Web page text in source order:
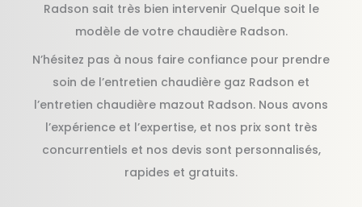
Radson sait très bien intervenir Quelque soit le
modèle de votre chaudière Radson.
N’hésitez pas à nous faire confiance pour prendre
soin de l’entretien chaudière gaz Radson et
l’entretien chaudière mazout Radson. Nous avons
l’expérience et l’expertise, et nos prix sont très
concurrentiels et nos devis sont personnalisés,
rapides et gratuits.